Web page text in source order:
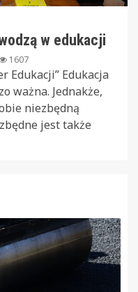
w edukacji
1607
Edukacji” Edukacja
ważna. Jednakże,
niezbędną
jest także